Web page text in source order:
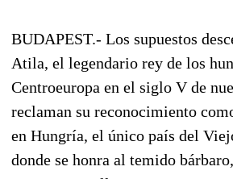
BUDAPEST.- Los supuestos
Atila, el legendario rey de los
Centroeuropa en el siglo V de
reclaman su reconocimiento
en Hungría, el único país del
donde se honra al temido